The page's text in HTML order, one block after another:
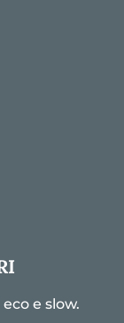
e slow.